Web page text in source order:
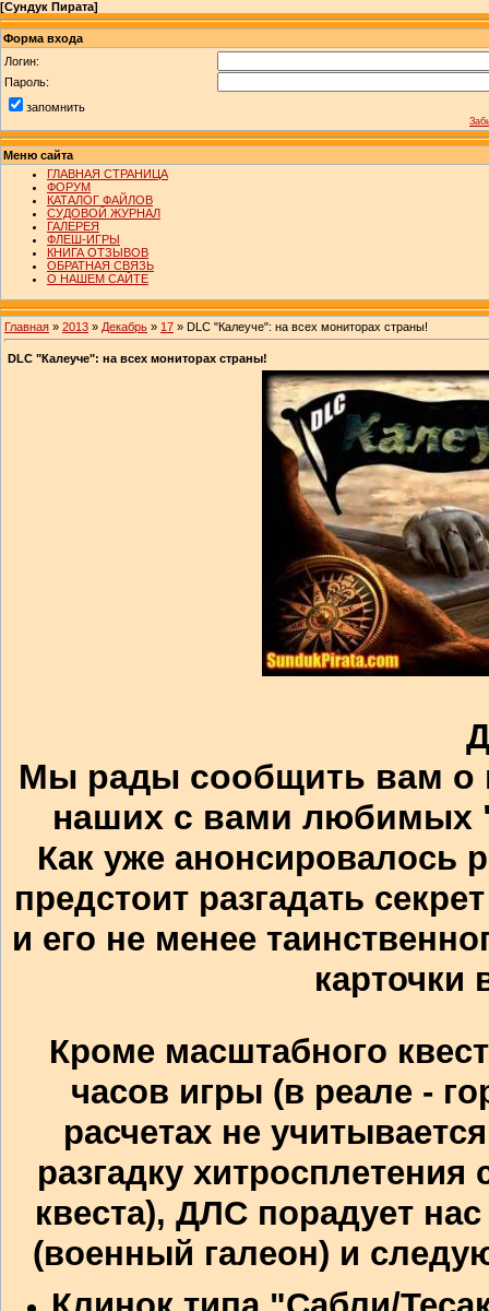
[Сундук Пирата]
Форма входа
Логин:
Пароль:
запомнить
Меню сайта
ГЛАВНАЯ СТРАНИЦА
ФОРУМ
КАТАЛОГ ФАЙЛОВ
СУДОВОЙ ЖУРНАЛ
ГАЛЕРЕЯ
ФЛЕШ-ИГРЫ
КНИГА ОТЗЫВОВ
ОБРАТНАЯ СВЯЗЬ
О НАШЕМ САЙТЕ
Главная » 2013 » Декабрь » 17 » DLC "Калеуче": на всех мониторах страны!
DLC "Калеуче": на всех мониторах страны!
Мы рады сообщить вам о
наших с вами любимых
Как уже анонсировалось
предстоит разгадать
и его не менее
Кроме масштабного
часов игры (в реале -
расчетах не
разгадку
квеста), ДЛС порадует
(военный галеон) и